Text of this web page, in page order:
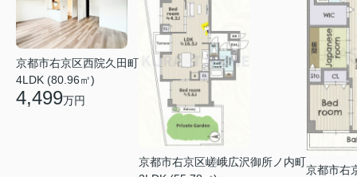
京都市右京区西院久田町
4LDK (80.96㎡)
4,499万円
京都市右京区嵯峨広沢御所ノ内町
京都市右